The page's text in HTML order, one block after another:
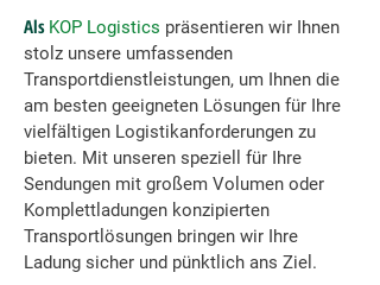
Als KOP Logistics präsentieren wir Ihnen
stolz unsere umfassenden
Transportdienstleistungen, um Ihnen die
am besten geeigneten Lösungen für Ihre
vielfältigen Logistikanforderungen zu
bieten. Mit unseren speziell für Ihre
Sendungen mit großem Volumen oder
Komplettladungen konzipierten
Transportlösungen bringen wir Ihre
Ladung sicher und pünktlich ans Ziel.